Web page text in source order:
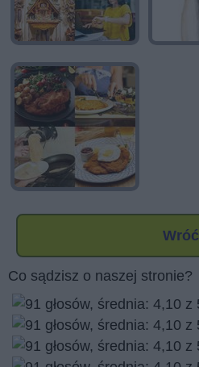
Wróć
Co sądzisz o naszej stronie?